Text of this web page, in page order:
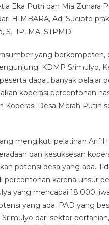
Eka Putri dan Mia Zuhara
HIMBARA, Adi Sucipto
S. IP, MA, STPMD.
yang
KDMP Srimulyo,
dapat banyak belajar
koperasi percontohan
Koperasi Desa Merah Putih
mengikuti pelatihan Arif
dan kesuksesan
potensi desa yang ada.
karena unsur
yang mencapai 18.000
yang ada. PAD yang
dari sektor